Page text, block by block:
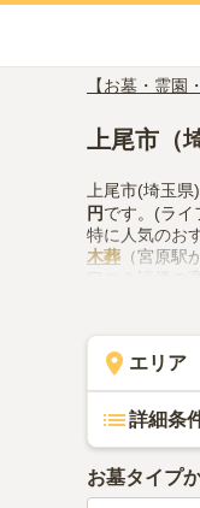
【お墓・霊園
上尾市（
上尾市(埼玉
円です。(ライ
特に人気のお
木葬 （宮原駅
などの設備や
で、活用して
エリア
詳細条
お墓タイプ